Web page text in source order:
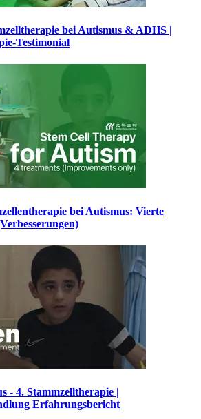
bei Autismus & ADHS |
Testimonial
bei Autismus: Vierte
- 4. Stammzelltherapie |
Erfahrungsbericht